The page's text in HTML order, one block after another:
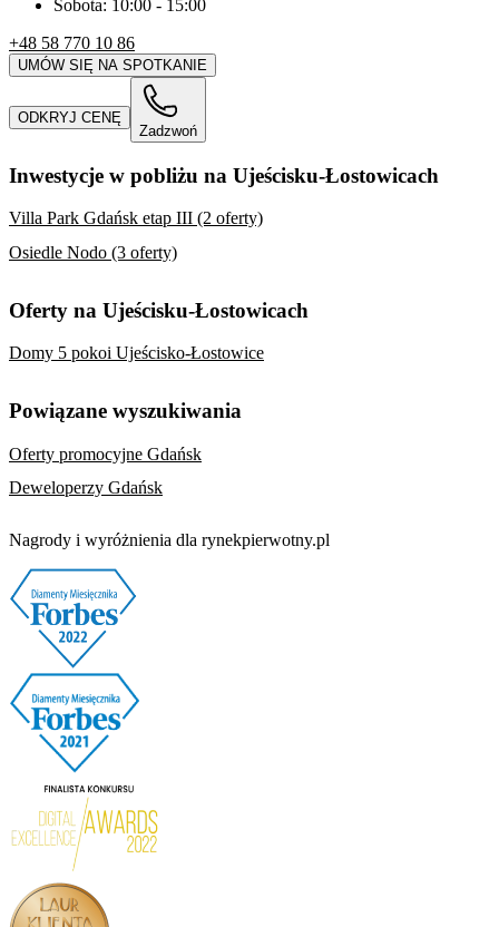
Sobota: 10:00 - 15:00
+48 58 770 10 86
UMÓW SIĘ NA SPOTKANIE
ODKRYJ CENĘ
Zadzwoń
Inwestycje w pobliżu na Ujeścisku-Łostowicach
Villa Park Gdańsk etap III (2 oferty)
Osiedle Nodo (3 oferty)
Oferty na Ujeścisku-Łostowicach
Domy 5 pokoi Ujeścisko-Łostowice
Powiązane wyszukiwania
Oferty promocyjne Gdańsk
Deweloperzy Gdańsk
Nagrody i wyróżnienia dla rynekpierwotny.pl